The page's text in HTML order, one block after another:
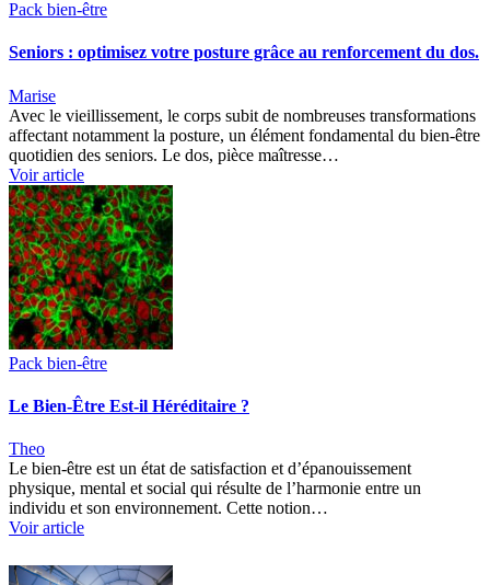
Pack bien-être
Seniors : optimisez votre posture grâce au renforcement du dos.
Marise
Avec le vieillissement, le corps subit de nombreuses transformations
affectant notamment la posture, un élément fondamental du bien-être
quotidien des seniors. Le dos, pièce maîtresse…
Voir article
Pack bien-être
Le Bien-Être Est-il Héréditaire ?
Theo
Le bien-être est un état de satisfaction et d’épanouissement
physique, mental et social qui résulte de l’harmonie entre un
individu et son environnement. Cette notion…
Voir article